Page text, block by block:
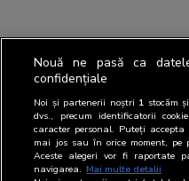
Nouă ne pasă ca
confidențiale
Noi și partenerii noștri 1 stocăm
dvs., precum identificatorii
caracter personal. Puteți
mai jos sau în orice moment,
Aceste alegeri vor fi raportate
navigarea. Mai multe detalii